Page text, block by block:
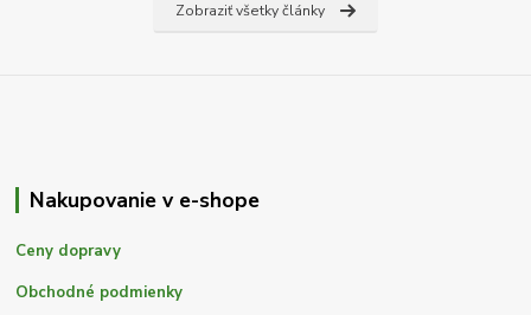
Zobraziť všetky články
Nakupovanie v e-shope
Ceny dopravy
Obchodné podmienky